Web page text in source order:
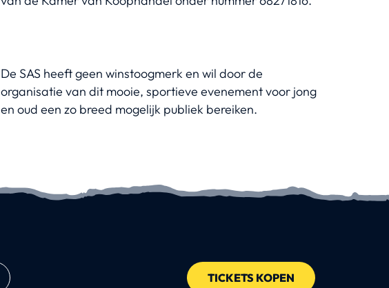
De SAS heeft geen winstoogmerk en wil door de
organisatie van dit mooie, sportieve evenement voor jong
en oud een zo breed mogelijk publiek bereiken.
TICKETS KOPEN